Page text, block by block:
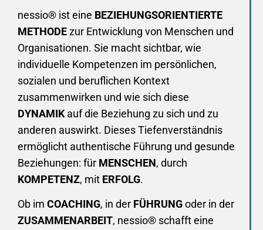
nessio® ist eine BEZIEHUNGSORIENTIERTE
METHODEzur Entwicklung von Menschen und
Organisationen. Sie macht sichtbar, wie
individuelle Kompetenzen im persönlichen,
sozialen und beruflichen Kontext
zusammenwirken und wie sich diese
DYNAMIKauf die Beziehung zu sich und zu
anderen auswirkt. Dieses Tiefenverständnis
ermöglicht authentische Führung und gesunde
Beziehungen: für MENSCHEN, durch
KOMPETENZ, mit ERFOLG.
Ob im COACHING, in der FÜHRUNGoder in der
ZUSAMMENARBEIT, nessio® schafft eine